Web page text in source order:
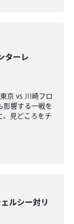
ターレ
京 vs 川崎フロ
影響する一戦を
、見どころをチ
ルシー対リ